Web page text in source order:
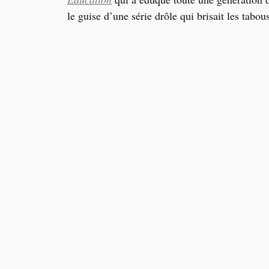
le guise d’une série drôle qui brisait les